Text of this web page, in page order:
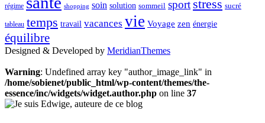
régime shopping soin solution sommeil sport stress sucré
tableau temps travail vacances vie Voyage zen énergie
équilibre
Designed & Developed by MeridianThemes
Warning: Undefined array key "author_image_link" in
/home/sobienet/public_html/wp-content/themes/the-
essence/inc/widgets/widget.author.php on line 37